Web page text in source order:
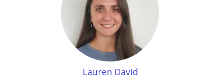
Lauren David